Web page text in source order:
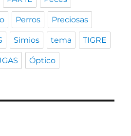
Perros Preciosas
Simios tema TIGRE
Óptico